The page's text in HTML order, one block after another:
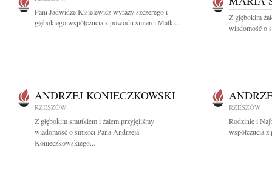
Pani Jadwidze Kisielewicz wyrazy szczerego i
głębokiego współczucia z powodu śmierci Matki...
Z głębokim
wiadomość o
ANDRZEJ KONIECZKOWSKI
RZESZÓW
Z głębokim smutkiem i żalem przyjęliśmy
wiadomość o śmierci Pana Andrzeja
Konieczkowskiego...
RZESZÓW
Rodzinie i
współczucia